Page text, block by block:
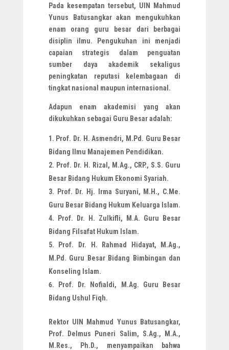
Pada kesempatan tersebut, UIN Mahmud
Yunus Batusangkar akan mengukuhkan
enam orang guru besar dari berbagai
disiplin ilmu. Pengukuhan ini menjadi
capaian strategis dalam penguatan
sumber daya akademik sekaligus
peningkatan reputasi kelembagaan di
tingkat nasional maupun internasional.
Adapun enam akademisi yang akan
dikukuhkan sebagai Guru Besar adalah:
Prof. Dr. H. Asmendri, M.Pd. Guru Besar
Bidang Ilmu Manajemen Pendidikan.
Prof. Dr. H. Rizal, M.Ag., CRP., S.S. Guru
Besar Bidang Hukum Ekonomi Syariah.
Prof. Dr. Hj. Irma Suryani, M.H., C.Me.
Guru Besar Bidang Hukum Keluarga Islam.
Prof. Dr. H. Zulkifli, M.A. Guru Besar
Bidang Filsafat Hukum Islam.
Prof. Dr. H. Rahmad Hidayat, M.Ag.,
M.Pd. Guru Besar Bidang Bimbingan dan
Konseling Islam.
Prof. Dr. Nofialdi, M.Ag. Guru Besar
Bidang Ushul Fiqh.
Rektor UIN Mahmud Yunus Batusangkar,
Prof. Delmus Puneri Salim, S.Ag., M.A.,
M.Res., Ph.D., menyampaikan bahwa